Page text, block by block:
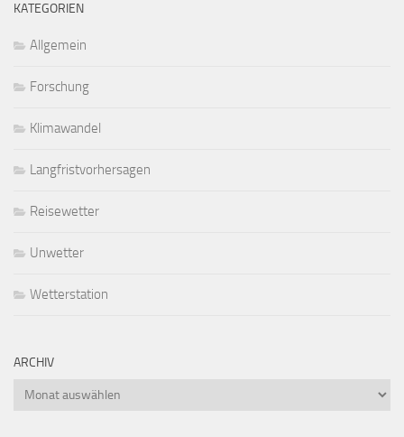
KATEGORIEN
Allgemein
Forschung
Klimawandel
Langfristvorhersagen
Reisewetter
Unwetter
Wetterstation
ARCHIV
Archiv